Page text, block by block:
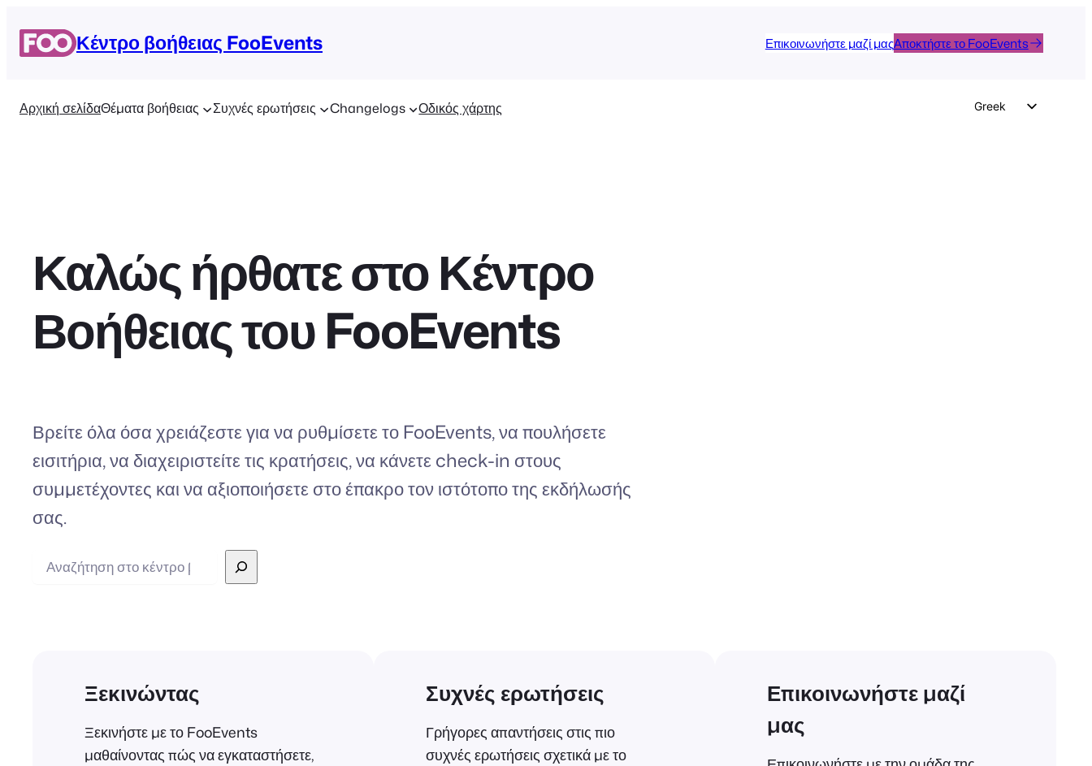
στο
περιεχόμενο
Κέντρο βοήθειας FooEvents Επικοινωνήστε μαζί μαςΑποκτήστε το FooEvents
Αρχική σελίδαΘέματα βοήθειας Συχνές ερωτήσεις Changelogs Οδικός χάρτης
Greek
Καλώς ήρθατε στο Κέντρο
Βοήθειας του FooEvents
Βρείτε όλα όσα χρειάζεστε για να ρυθμίσετε το FooEvents, να πουλήσετε
εισιτήρια, να διαχειριστείτε τις κρατήσεις, να κάνετε check-in στους
συμμετέχοντες και να αξιοποιήσετε στο έπακρο τον ιστότοπο της εκδήλωσής
σας.
Αναζήτηση
Ξεκινώντας
Ξεκινήστε με το FooEvents
μαθαίνοντας πώς να εγκαταστήσετε,
Συχνές ερωτήσεις
Γρήγορες απαντήσεις στις πιο
συχνές ερωτήσεις σχετικά με το
Επικοινωνήστε μαζί
μας